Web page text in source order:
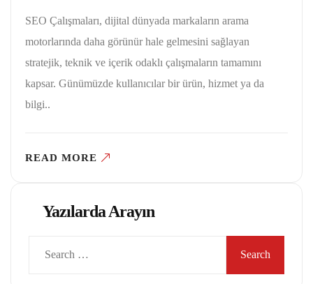
SEO Çalışmaları, dijital dünyada markaların arama
motorlarında daha görünür hale gelmesini sağlayan
stratejik, teknik ve içerik odaklı çalışmaların tamamını
kapsar. Günümüzde kullanıcılar bir ürün, hizmet ya da
bilgi..
READ MORE
Yazılarda Arayın